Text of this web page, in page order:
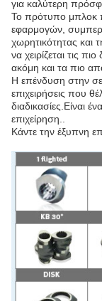
για καλύτερη
Το πρότυπο μπλοκ
εφαρμογών,
χωρητικότητας και
να χειρίζεται τις
ακόμη και τα πιο
Η επένδυση στην
επιχειρήσεις που
διαδικασίες.Είναι
επιχείρηση..
Κάντε την έξυπνη